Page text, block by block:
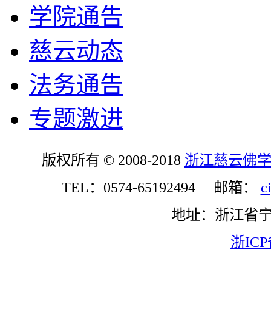
学院通告
慈云动态
法务通告
专题激进
版权所有 © 2008-2018 浙江慈云佛
TEL：0574-65192494 邮箱：
地址：浙江省
浙ICP